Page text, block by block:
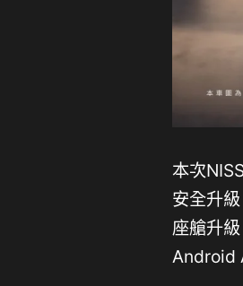
本次
安全升
座艙升
Android